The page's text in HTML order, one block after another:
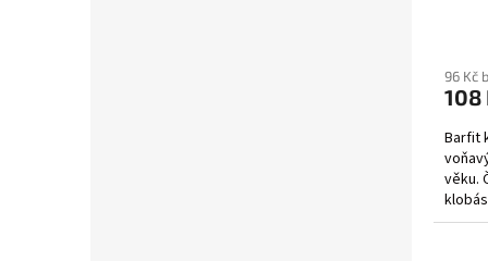
96 Kč
108
Barfit
věku.